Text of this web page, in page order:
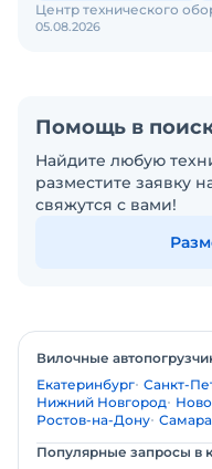
05.08.2026
Центр технического
Помощь в
Найдите любую
разместите заявку
свяжутся с вами!
Вилочные
Екатеринбург Санкт-
Нижний Новгород
Ростов-на-Дону Самара
Популярные запросы в